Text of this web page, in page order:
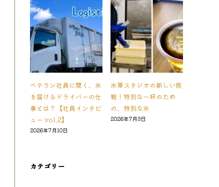
ベテラン社員に聞く、氷
を届けるドライバーの仕
事とは？【社員インタビ
ュー vol.2】
2026年7月10日
氷華スタジオの新しい挑
戦！特別な一杯のため
の、特別な氷
2026年7月3日
カテゴリー